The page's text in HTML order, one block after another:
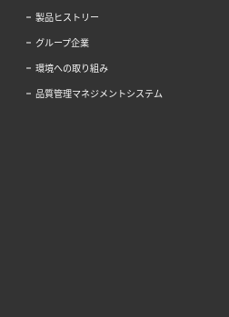
製品ヒストリー
グループ企業
環境への取り組み
品質管理マネジメントシステム